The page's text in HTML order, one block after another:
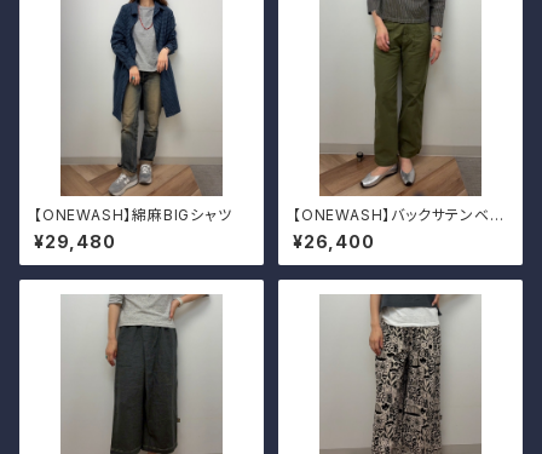
【ONEWASH】綿麻BIGシャツ
¥29,480
【ONEWASH】バックサテンベイ
カーパンツ
¥26,400